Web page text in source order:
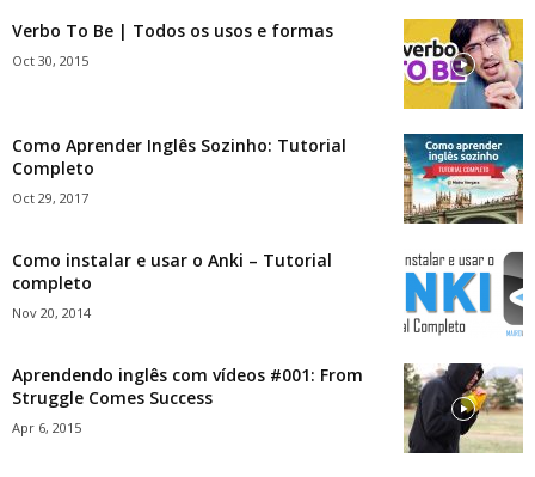
Verbo To Be | Todos os usos e formas
Oct 30, 2015
Como Aprender Inglês Sozinho: Tutorial
Completo
Oct 29, 2017
Como instalar e usar o Anki – Tutorial
completo
Nov 20, 2014
Aprendendo inglês com vídeos #001: From
Struggle Comes Success
Apr 6, 2015